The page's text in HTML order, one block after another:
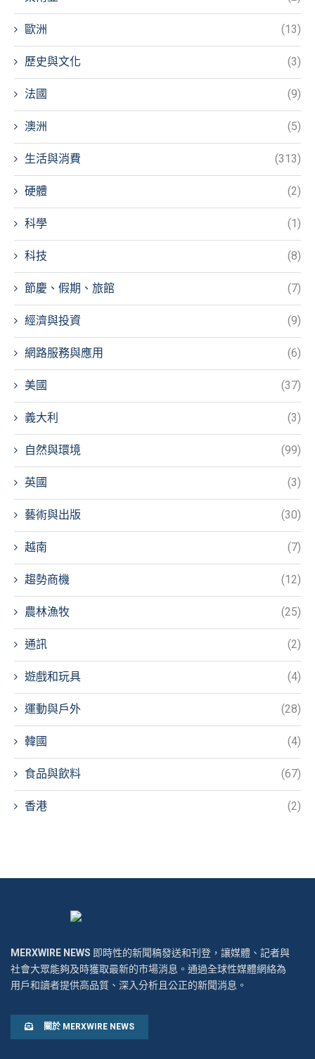
歐洲 (13)
歷史與文化 (3)
法國 (9)
澳洲 (5)
生活與消費 (313)
硬體 (2)
科學 (1)
科技 (8)
節慶、假期、旅館 (7)
經濟與投資 (9)
網路服務與應用 (6)
美國 (37)
義大利 (3)
自然與環境 (99)
英國 (3)
藝術與出版 (30)
越南 (7)
趨勢商機 (12)
農林漁牧 (25)
通訊 (2)
遊戲和玩具 (4)
運動與戶外 (28)
韓國 (4)
食品與飲料 (67)
香港 (2)
MERXWIRE NEWS 即時性的新聞稿發送和刊登，讓媒體、記者與
社會大眾能夠及時獲取最新的市場消息。通過全球性媒體網絡為
用戶和讀者提供高品質、深入分析且公正的新聞消息。
關於 MERXWIRE NEWS